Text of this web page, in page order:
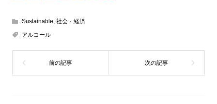
Sustainable, 社会・経済
アルコール